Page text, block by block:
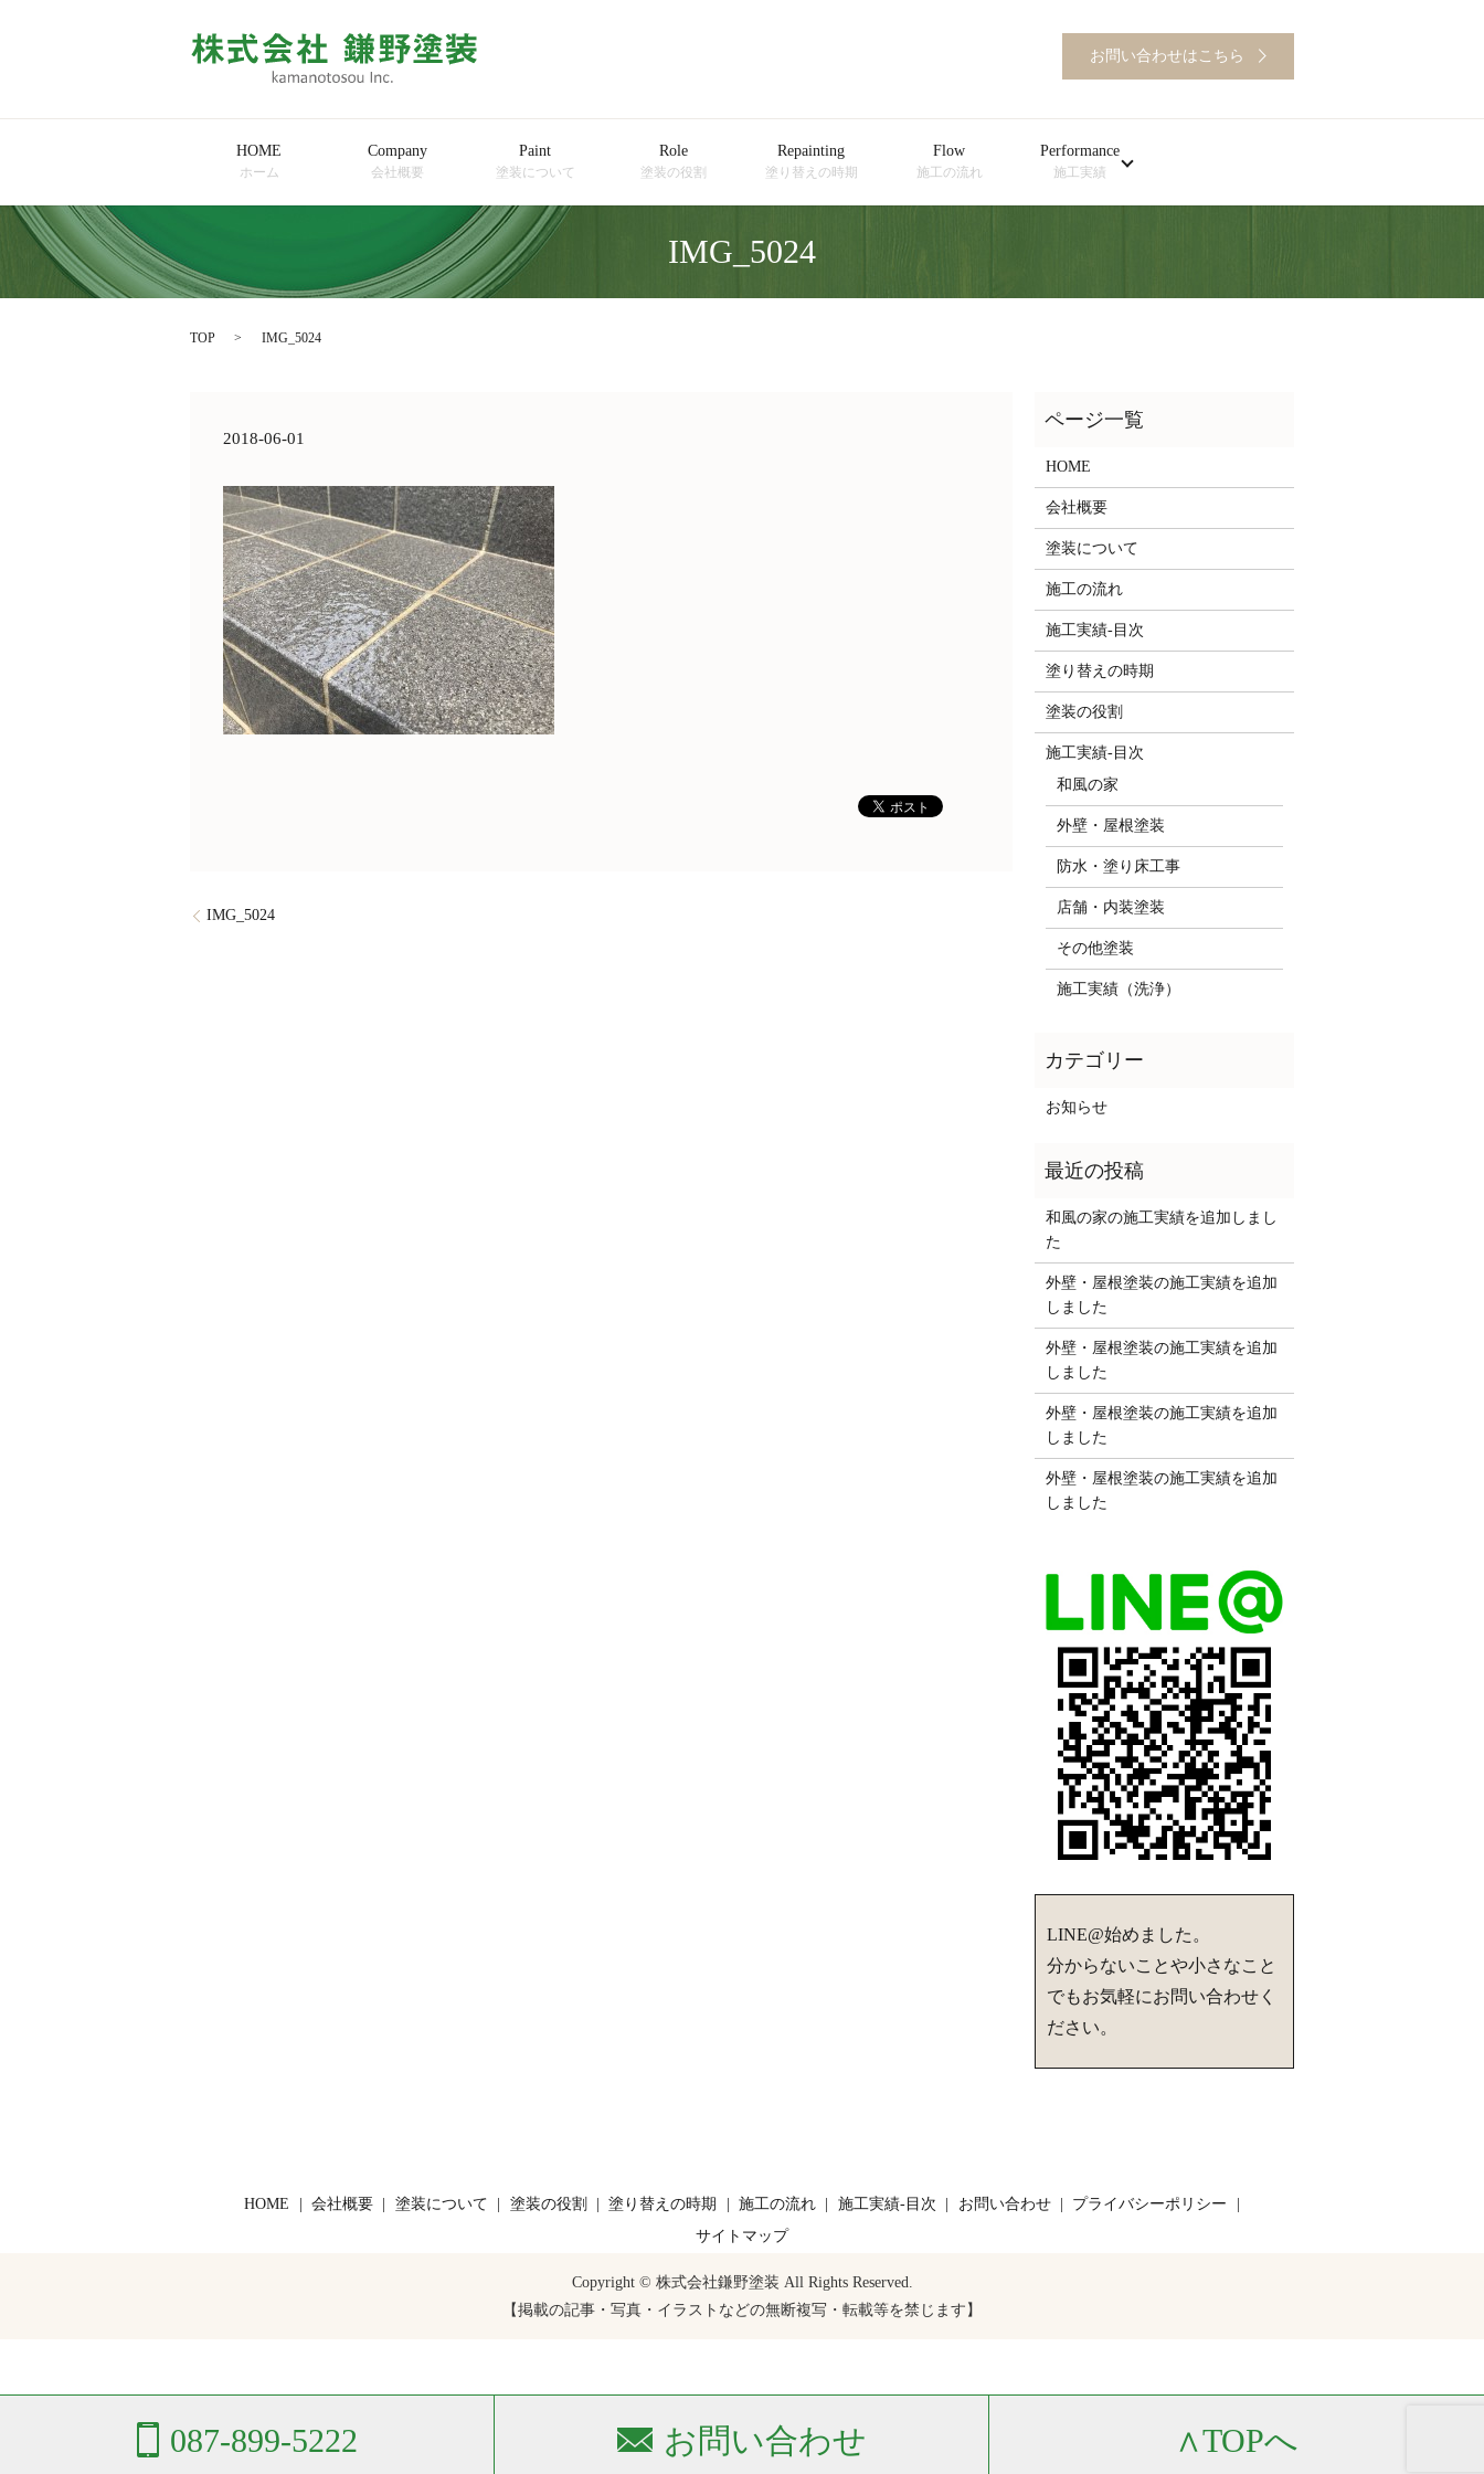
お問い合わせはこちら
HOME
ホーム
Company
会社概要
Paint
塗装について
Role
塗装の役割
Repainting
塗り替えの時期
Flow
施工の流れ
Performance
施工実績
IMG_5024
TOP IMG_5024
2018-06-01
IMG_5024
HOME
会社概要
塗装について
施工の流れ
施工実績-目次
塗り替えの時期
塗装の役割
施工実績-目次
和風の家
外壁・屋根塗装
防水・塗り床工事
店舗・内装塗装
その他塗装
施工実績（洗浄）
お知らせ
和風の家の施工実績を追加しまし
た
外壁・屋根塗装の施工実績を追加
しました
外壁・屋根塗装の施工実績を追加
しました
外壁・屋根塗装の施工実績を追加
しました
外壁・屋根塗装の施工実績を追加
しました
LINE@始めました。
分からないことや小さなこと
でもお気軽にお問い合わせく
ださい。
087-899-5222 お問い合わせ ∧TOPへ
HOME 会社概要 塗装について 塗装の役割 塗り替えの時期 施工の流れ 施工実績-目次 お問い合わせ
プライバシーポリシー
サイトマップ
Copyright © 株式会社鎌野塗装 All Rights Reserved.
【掲載の記事・写真・イラストなどの無断複写・転載等を禁じます】